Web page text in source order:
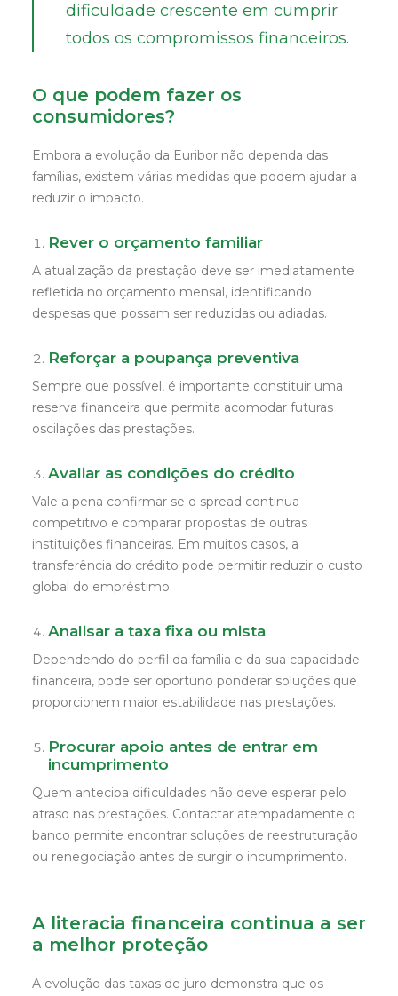
dificuldade crescente em cumprir
todos os compromissos financeiros.
O que podem fazer os
consumidores?
Embora a evolução da Euribor não dependa das
famílias, existem várias medidas que podem ajudar a
reduzir o impacto.
Rever o orçamento familiar
A atualização da prestação deve ser imediatamente
refletida no orçamento mensal, identificando
despesas que possam ser reduzidas ou adiadas.
Reforçar a poupança preventiva
Sempre que possível, é importante constituir uma
reserva financeira que permita acomodar futuras
oscilações das prestações.
Avaliar as condições do crédito
Vale a pena confirmar se o spread continua
competitivo e comparar propostas de outras
instituições financeiras. Em muitos casos, a
transferência do crédito pode permitir reduzir o custo
global do empréstimo.
Analisar a taxa fixa ou mista
Dependendo do perfil da família e da sua capacidade
financeira, pode ser oportuno ponderar soluções que
proporcionem maior estabilidade nas prestações.
Procurar apoio antes de entrar em
incumprimento
Quem antecipa dificuldades não deve esperar pelo
atraso nas prestações. Contactar atempadamente o
banco permite encontrar soluções de reestruturação
ou renegociação antes de surgir o incumprimento.
A literacia financeira continua a ser
a melhor proteção
A evolução das taxas de juro demonstra que os